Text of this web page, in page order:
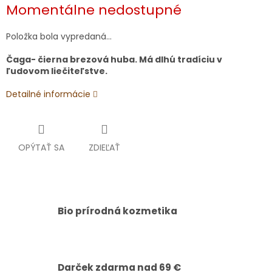
cena:
Momentálne nedostupné
Položka bola vypredaná…
Čaga- čierna brezová huba. Má dlhú tradíciu v
ľudovom liečiteľstve.
Detailné informácie
OPÝTAŤ SA ZDIEĽAŤ
Bio prírodná kozmetika
Darček zdarma nad 69 €